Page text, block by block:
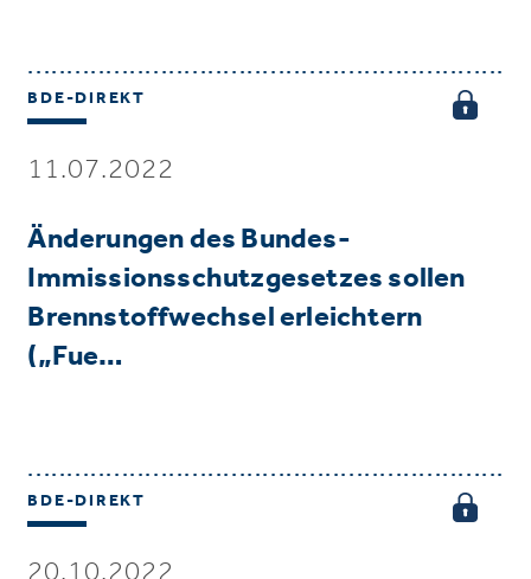
BDE-DIREKT
11.07.2022
Änderungen des Bundes-
Immissionsschutzgesetzes sollen
Brennstoffwechsel erleichtern
(„Fue…
BDE-DIREKT
20.10.2022